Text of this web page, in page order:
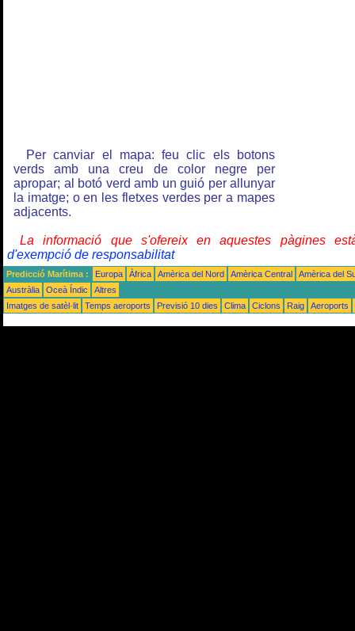
Per canviar el mapa: feu clic els botons
verds amb una creu de color negre per
apropar; al botó verd amb un guió per allunyar
la imatge; o en les fletxes verdes per a mapes
adjacents.
La informació que s'ofereix en aquestes pàgines
d'exempció de responsabilitat
Predicció Marítima : Europa Àfrica Amèrica del Nord Amèrica Central
Amèrica del
Austràlia
Oceà Índic
Altres
Imatges de satèl·lit
Temps aeroports Previsió 10 dies Clima Ciclons Raig Aeroports